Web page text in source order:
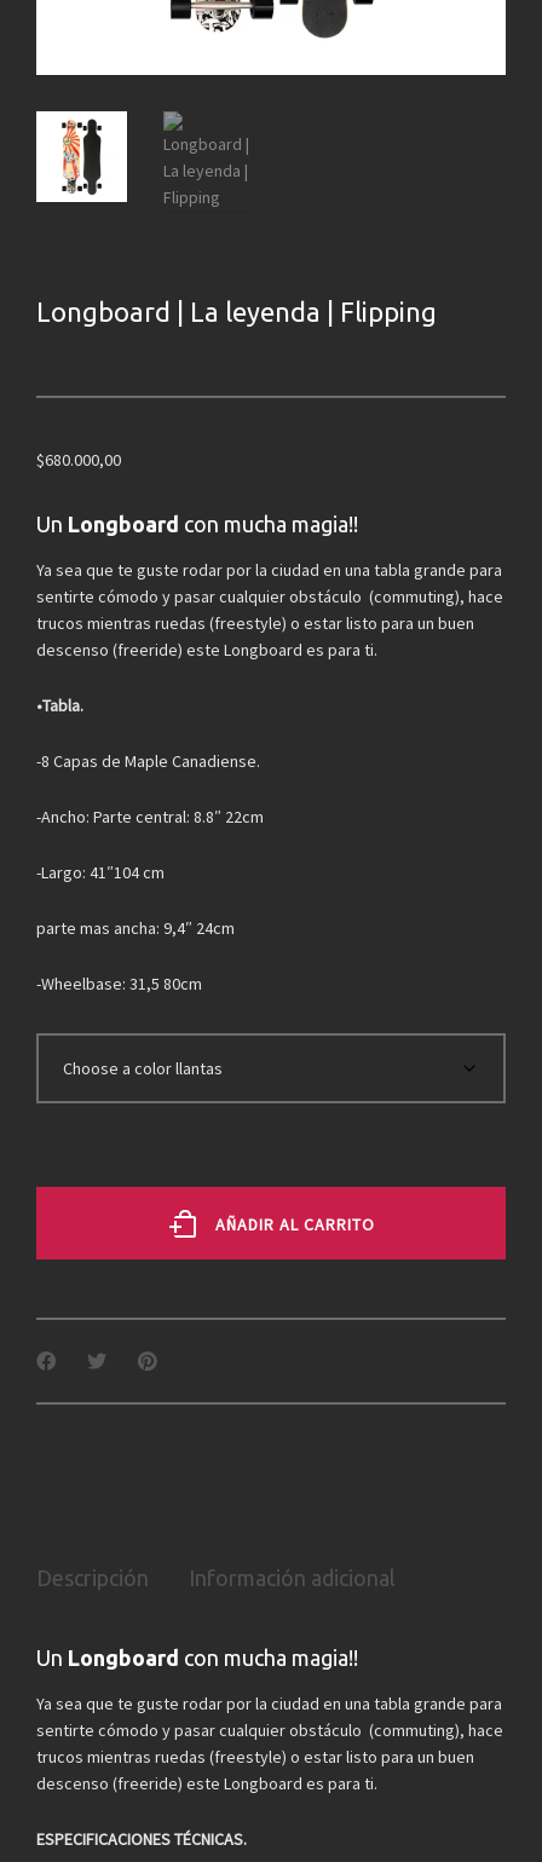
Longboard | La leyenda | Flipping
$680.000,00
Un Longboard con mucha magia!!
Ya sea que te guste rodar por la ciudad en una tabla grande para
sentirte cómodo y pasar cualquier obstáculo (commuting), hace
trucos mientras ruedas (freestyle) o estar listo para un buen
descenso (freeride) este Longboard es para ti.
•Tabla.
-8 Capas de Maple Canadiense.
-Ancho: Parte central: 8.8″ 22cm
-Largo: 41″104 cm
parte mas ancha: 9,4″ 24cm
-Wheelbase: 31,5 80cm
AÑADIR AL CARRITO
Descripción Información adicional
Un Longboard con mucha magia!!
Ya sea que te guste rodar por la ciudad en una tabla grande para
sentirte cómodo y pasar cualquier obstáculo (commuting), hace
trucos mientras ruedas (freestyle) o estar listo para un buen
descenso (freeride) este Longboard es para ti.
ESPECIFICACIONES TÉCNICAS.